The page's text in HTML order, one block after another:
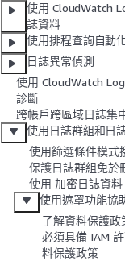
使用 CloudWatch
誌資料
使用排程查詢自動
日誌異常偵測
使用 CloudWatch
診斷
跨帳戶跨區域日誌集
使用日誌群組和日
使用篩選條件模式
保護日誌群組免於
使用 加密日誌資料
使用遮罩功能協
了解資料保護政
必須具備 IAM
料保護政策